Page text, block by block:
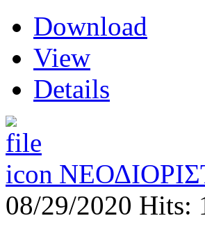
Download
View
Details
08/29/2020 Hits: